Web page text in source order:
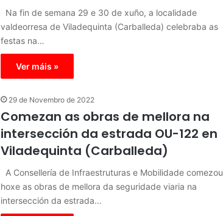
Na fin de semana 29 e 30 de xuño, a localidade
valdeorresa de Viladequinta (Carballeda) celebraba as
festas na…
Ver máis »
29 de Novembro de 2022
Comezan as obras de mellora na
intersección da estrada OU-122 en
Viladequinta (Carballeda)
A Consellería de Infraestruturas e Mobilidade comezou
hoxe as obras de mellora da seguridade viaria na
intersección da estrada…